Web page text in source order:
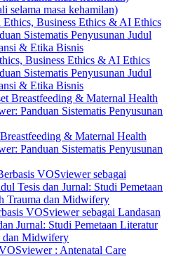
selama masa kehamilan)
Business Ethics & AI Ethics
Sistematis Penyusunan Judul
& Etika Bisnis
& Maternal Health
Panduan Sistematis Penyusunan
VOSviewer sebagai Landasan
Jurnal: Studi Pemetaan Literatur
dan Midwifery